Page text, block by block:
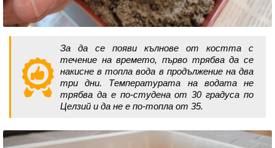
За да се появи кълнове от костта с
течение на времето, първо трябва да се
накисне в топла вода в продължение на два
три дни. Температурата на водата не
трябва да е по-студена от 30 градуса по
Целзий и да не е по-топла от 35.